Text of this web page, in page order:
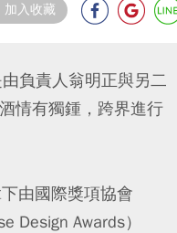
加入收藏
負責人翁明正與另二
情有獨鍾，跨界進行
由國際獎項協會
Design Awards）